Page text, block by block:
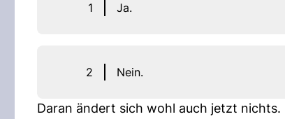
1 Ja.
2 Nein.
Daran ändert sich wohl auch jetzt